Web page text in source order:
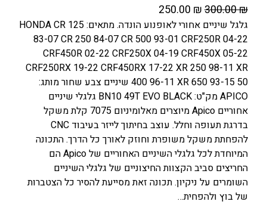
300.00₪
ה
מ
ח
י
ר
ה
מ
ק
ו
ר
י
ה
י
250.00 ₪
מ
ח
י
ר
ה
נ
ו
כ
ח
י
ה
גלגל שיניים אחורי לאופנוע הונדה. מתאים: HONDA CR 125
83-07 CR 250 84-07 CR 500 93-01 CRF250R 04-22
CRF450R 02-22 CRF250X 04-19 CRF450X 05-22
CRF250RX 19-22 CRF450RX 17-22 XR 250 98-11 XR
400 96-11 XR 650 93-15 50 שיניים צבע שחור מותג:
APICO מק"ט: BN10 49T EVO BLACK גלגלי שיניים
אחוריים Apico מיוצרים מאלומיניום 7075 קלת משקל
בדרגת תעופה וחלל. עוצב בחיתוך לייזר בעיבוד CNC
להפחתת משקל משופרת וחוזק לאורך כל הדרך. התכונה
המיוחדת לכל גלגלי השיניים האחוריים של Apico הם
החריצים סביב הקצוות החיצוניים של גלגלי השיניים
השומרים על ניקיון. תכונה זאת מסייעת להסיר כל הצטברות
של בוץ ולהפחית…